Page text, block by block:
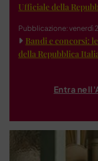
Ufficiale della
Pubblicazione: venerdì
Bandi e concorsi:
della Repubblica
Entra